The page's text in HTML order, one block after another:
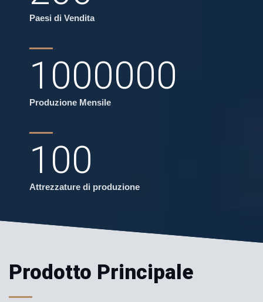
Paesi di Vendita
1000000
Produzione Mensile
100
Attrezzature di produzione
Prodotto Principale